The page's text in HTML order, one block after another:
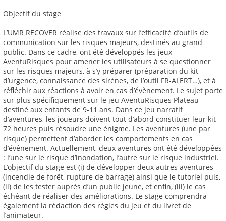
Objectif du stage
L’UMR RECOVER réalise des travaux sur l’efficacité d’outils de
communication sur les risques majeurs, destinés au grand
public. Dans ce cadre, ont été développés les jeux
AventuRisques pour amener les utilisateurs à se questionner
sur les risques majeurs, à s’y préparer (préparation du kit
d’urgence, connaissance des sirènes, de l’outil FR-ALERT…), et à
réfléchir aux réactions à avoir en cas d’évènement. Le sujet porte
sur plus spécifiquement sur le jeu AventuRisques Plateau
destiné aux enfants de 9-11 ans. Dans ce jeu narratif
d’aventures, les joueurs doivent tout d’abord constituer leur kit
72 heures puis résoudre une énigme. Les aventures (une par
risque) permettent d’aborder les comportements en cas
d’événement. Actuellement, deux aventures ont été développées
: l’une sur le risque d’inondation, l’autre sur le risque industriel.
L’objectif du stage est (i) de développer deux autres aventures
(incendie de forêt, rupture de barrage) ainsi que le tutoriel puis,
(ii) de les tester auprès d’un public jeune, et enfin, (iii) le cas
échéant de réaliser des améliorations. Le stage comprendra
également la rédaction des règles du jeu et du livret de
l’animateur.